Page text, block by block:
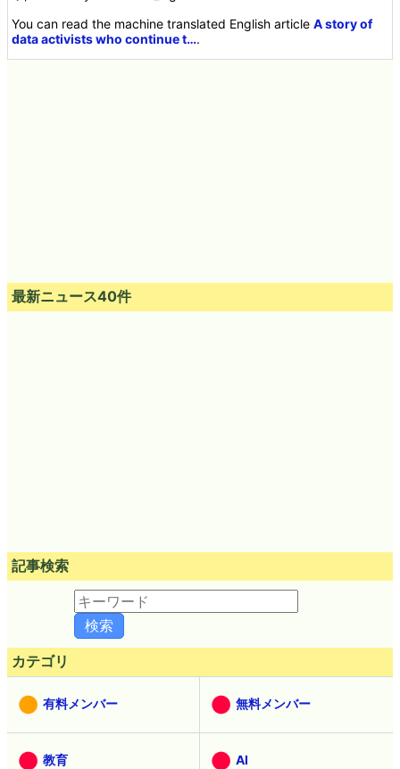
You can read the machine translated English articleA story of
data activists who continue t….
最新ニュース40件
記事検索
カテゴリ
有料メンバー 無料メンバー
教育 AI